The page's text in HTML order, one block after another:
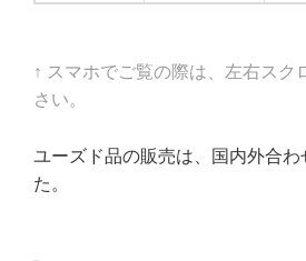
↑ スマホでご覧の際は、左右スク
さい。
ユーズド品の販売は、国内外合わ
た。